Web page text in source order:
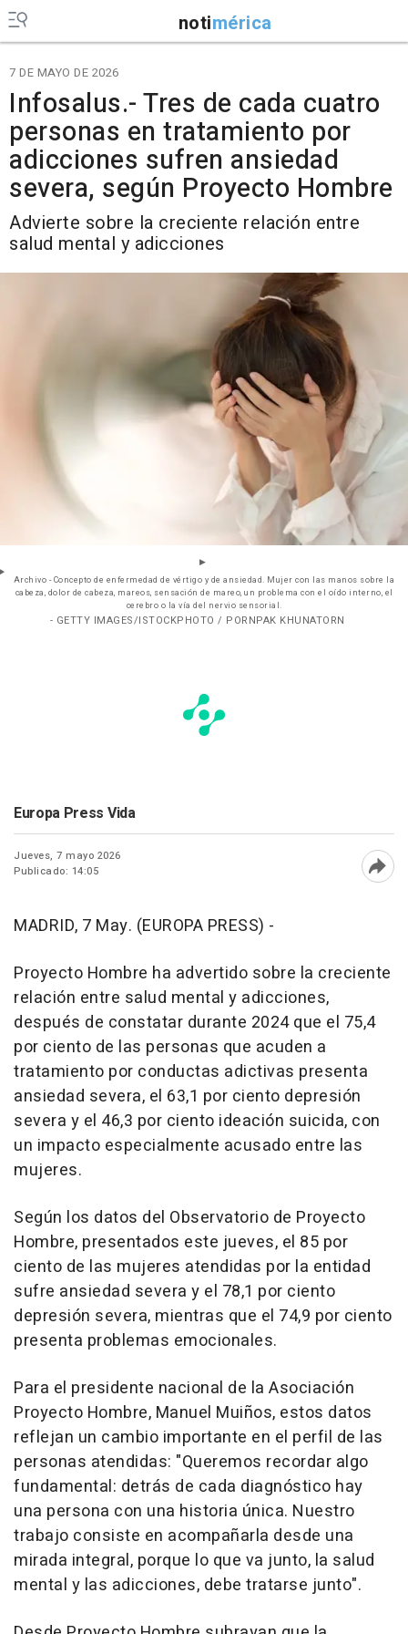
notimérica
7 DE MAYO DE 2026
Infosalus.- Tres de cada cuatro
personas en tratamiento por
adicciones sufren ansiedad
severa, según Proyecto Hombre
Advierte sobre la creciente relación entre
salud mental y adicciones
Archivo - Concepto de enfermedad de vértigo y de ansiedad. Mujer con las manos sobre la
cabeza, dolor de cabeza, mareos, sensación de mareo, un problema con el oído interno, el
cerebro o la vía del nervio sensorial.
- GETTY IMAGES/ISTOCKPHOTO / PORNPAK KHUNATORN
Europa Press Vida
Jueves, 7 mayo 2026
Publicado: 14:05
MADRID, 7 May. (EUROPA PRESS) -
Proyecto Hombre ha advertido sobre la creciente
relación entre salud mental y adicciones,
después de constatar durante 2024 que el 75,4
por ciento de las personas que acuden a
tratamiento por conductas adictivas presenta
ansiedad severa, el 63,1 por ciento depresión
severa y el 46,3 por ciento ideación suicida, con
un impacto especialmente acusado entre las
mujeres.
Según los datos del Observatorio de Proyecto
Hombre, presentados este jueves, el 85 por
ciento de las mujeres atendidas por la entidad
sufre ansiedad severa y el 78,1 por ciento
depresión severa, mientras que el 74,9 por ciento
presenta problemas emocionales.
Para el presidente nacional de la Asociación
Proyecto Hombre, Manuel Muiños, estos datos
reflejan un cambio importante en el perfil de las
personas atendidas: "Queremos recordar algo
fundamental: detrás de cada diagnóstico hay
una persona con una historia única. Nuestro
trabajo consiste en acompañarla desde una
mirada integral, porque lo que va junto, la salud
mental y las adicciones, debe tratarse junto".